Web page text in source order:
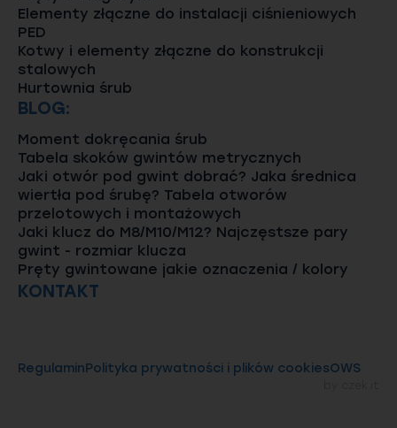
Elementy złączne do instalacji ciśnieniowych
PED
Kotwy i elementy złączne do konstrukcji
stalowych
Hurtownia śrub
BLOG:
Moment dokręcania śrub
Tabela skoków gwintów metrycznych
Jaki otwór pod gwint dobrać? Jaka średnica
wiertła pod śrubę? Tabela otworów
przelotowych i montażowych
Jaki klucz do M8/M10/M12? Najczęstsze pary
gwint - rozmiar klucza
Pręty gwintowane jakie oznaczenia / kolory
KONTAKT
RegulaminPolityka prywatności i plików cookiesOWS